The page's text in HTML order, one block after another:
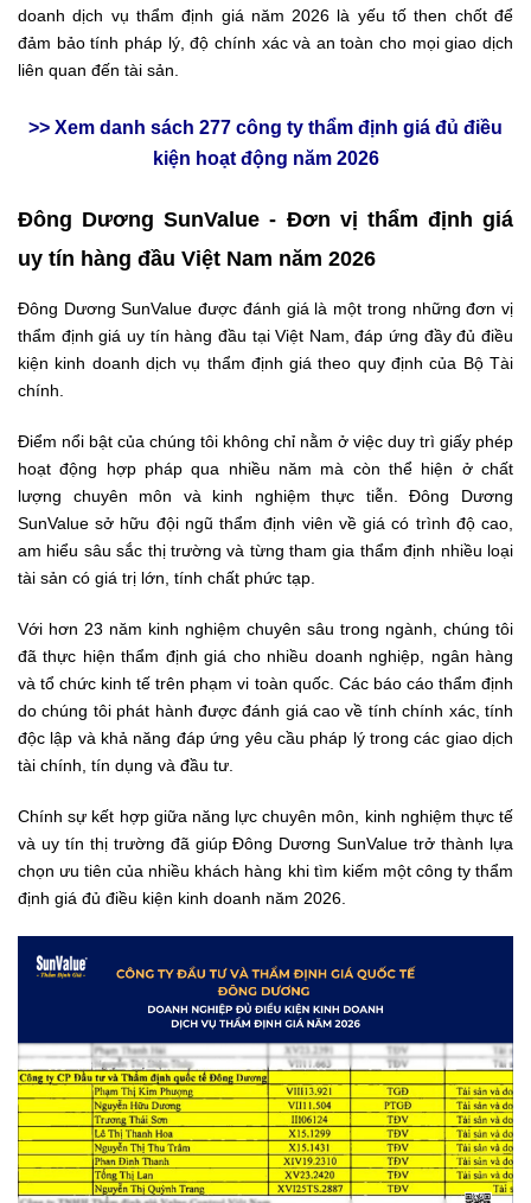
doanh dịch vụ thẩm định giá năm 2026 là yếu tố then chốt để
đảm bảo tính pháp lý, độ chính xác và an toàn cho mọi giao dịch
liên quan đến tài sản.
>> Xem danh sách 277 công ty thẩm định giá đủ điều
kiện hoạt động năm 2026
Đông Dương SunValue - Đơn vị thẩm định giá
uy tín hàng đầu Việt Nam năm 2026
Đông Dương SunValue được đánh giá là một trong những đơn vị
thẩm định giá uy tín hàng đầu tại Việt Nam, đáp ứng đầy đủ điều
kiện kinh doanh dịch vụ thẩm định giá theo quy định của Bộ Tài
chính.
Điểm nổi bật của chúng tôi không chỉ nằm ở việc duy trì giấy phép
hoạt động hợp pháp qua nhiều năm mà còn thể hiện ở chất
lượng chuyên môn và kinh nghiệm thực tiễn. Đông Dương
SunValue sở hữu đội ngũ thẩm định viên về giá có trình độ cao,
am hiểu sâu sắc thị trường và từng tham gia thẩm định nhiều loại
tài sản có giá trị lớn, tính chất phức tạp.
Với hơn 23 năm kinh nghiệm chuyên sâu trong ngành, chúng tôi
đã thực hiện thẩm định giá cho nhiều doanh nghiệp, ngân hàng
và tổ chức kinh tế trên phạm vi toàn quốc. Các báo cáo thẩm định
do chúng tôi phát hành được đánh giá cao về tính chính xác, tính
độc lập và khả năng đáp ứng yêu cầu pháp lý trong các giao dịch
tài chính, tín dụng và đầu tư.
Chính sự kết hợp giữa năng lực chuyên môn, kinh nghiệm thực tế
và uy tín thị trường đã giúp Đông Dương SunValue trở thành lựa
chọn ưu tiên của nhiều khách hàng khi tìm kiếm một công ty thẩm
định giá đủ điều kiện kinh doanh năm 2026.